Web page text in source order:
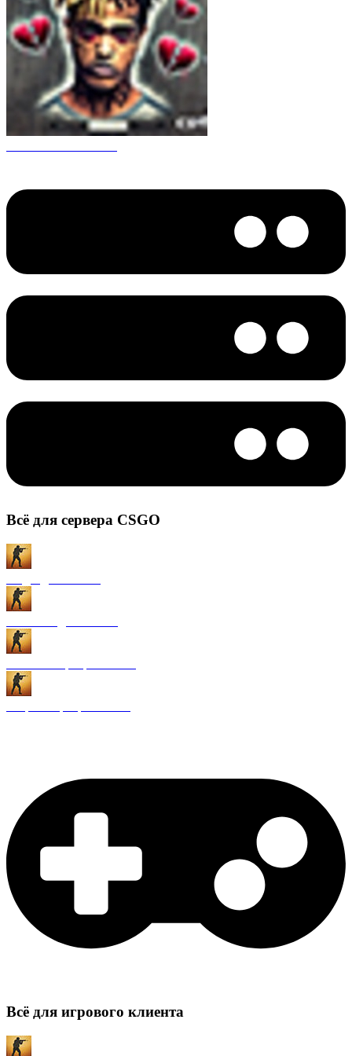
Всё для сервера CSGO
Всё для игрового клиента